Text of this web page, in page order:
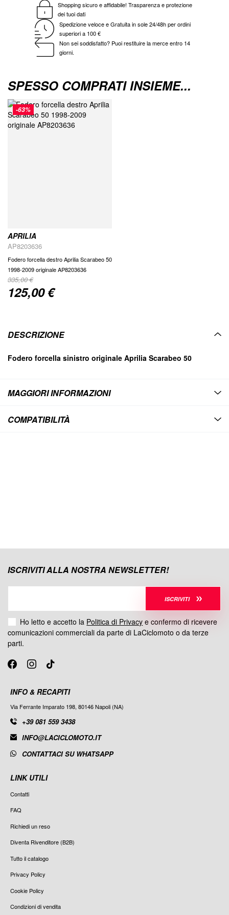
Shopping sicuro e affidabile! Trasparenza e protezione
dei tuoi dati
Spedizione veloce e Gratuita in sole 24/48h per ordini
superiori a 100 €
Non sei soddisfatto? Puoi restituire la merce entro 14
giorni.
SPESSO COMPRATI INSIEME...
-63%
APRILIA
AP8203636
Fodero forcella destro Aprilia Scarabeo 50
1998-2009 originale AP8203636
Special
Price
125,00 €
335,00 €
DESCRIZIONE
Fodero forcella sinistro originale Aprilia Scarabeo 50
MAGGIORI INFORMAZIONI
COMPATIBILITÀ
INFO & RECAPITI
Via Ferrante Imparato 198, 80146 Napoli (NA)
+39 081 559 3438
INFO@LACICLOMOTO.IT
CONTATTACI SU WHATSAPP
LINK UTILI
Contatti
FAQ
Richiedi un reso
Diventa Rivenditore (B2B)
Tutto il catalogo
Privacy Policy
Cookie Policy
Condizioni di vendita
ISCRIVITI ALLA NOSTRA NEWSLETTER!
ISCRIVITI
Ho letto e accetto la Politica di Privacy e confermo di ricevere
comunicazioni commerciali da parte di LaCiclomoto o da terze
parti.